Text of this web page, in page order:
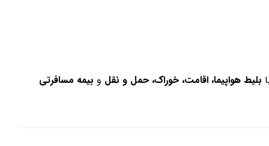
بلیط هواپیما، اقامت، خوراک، حمل و نقل و بیمه مسافرتی